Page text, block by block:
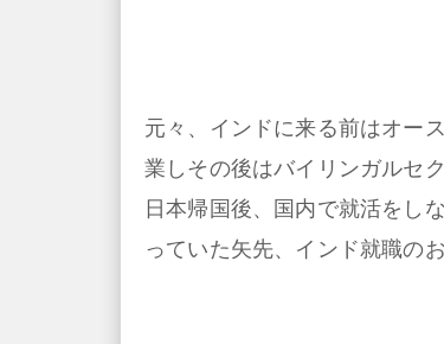
元々、インドに来る前はオー
業しその後はバイリンガルセ
日本帰国後、国内で就活をし
っていた矢先、インド就職の